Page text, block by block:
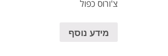
צ'ורוס כפול
מידע נוסף